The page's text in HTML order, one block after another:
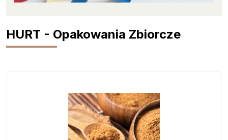
HURT - Opakowania Zbiorcze